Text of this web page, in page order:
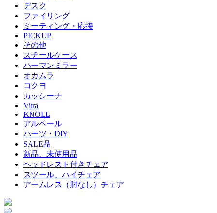
デスク
ファイリング
ミーティング・応接
PICKUP
その他
スチールケース
ハーマンミラー
オカムラ
コクヨ
カッシーナ
Vitra
KNOLL
アルペール
パーツ・DIY
SALE品
新品、未使用品
ヘッドレスト付きチェア
スツール、ハイチェア
アームレス（肘なし）チェア